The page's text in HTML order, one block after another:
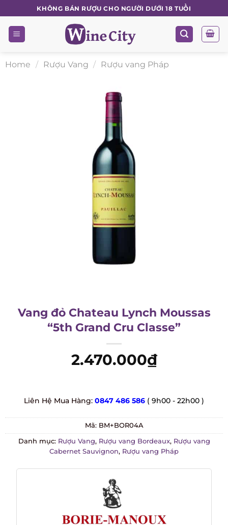
to
content
KHÔNG BÁN RƯỢU CHO NGƯỜI DƯỚI 18 TUỔI
Home / Rượu Vang / Rượu vang Pháp
Vang đỏ Chateau Lynch Moussas
“5th Grand Cru Classe”
2.470.000₫
Liên Hệ Mua Hàng: 0847 486 586 ( 9h00 - 22h00 )
Mã: BM+BOR04A
Danh mục: Rượu Vang, Rượu vang Bordeaux, Rượu vang
Cabernet Sauvignon, Rượu vang Pháp